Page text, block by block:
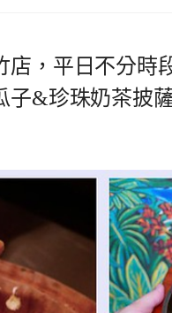
店，平日不分時
&珍珠奶茶披